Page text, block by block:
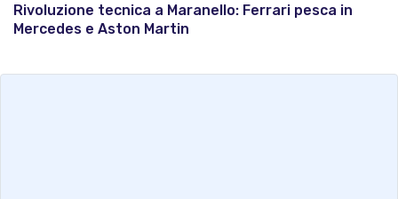
Rivoluzione tecnica a Maranello: Ferrari pesca in
Mercedes e Aston Martin